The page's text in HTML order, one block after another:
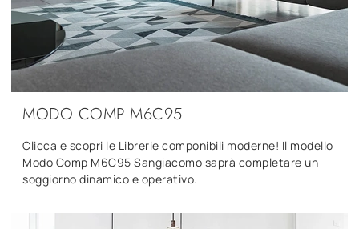
MODO COMP M6C95
Clicca e scopri le Librerie componibili moderne! Il modello
Modo Comp M6C95 Sangiacomo saprà completare un
soggiorno dinamico e operativo.